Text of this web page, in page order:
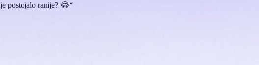
postojalo ranije? 😂“